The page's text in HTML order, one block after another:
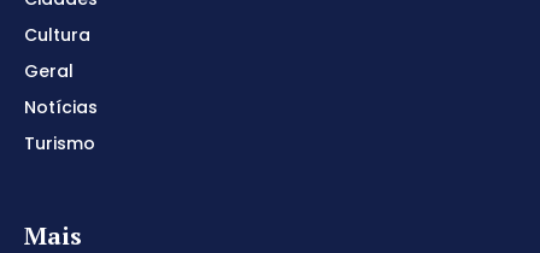
Cultura
Geral
Notícias
Turismo
Mais